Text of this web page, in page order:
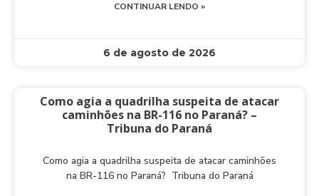
CONTINUAR LENDO »
6 de agosto de 2026
Como agia a quadrilha suspeita de atacar
caminhões na BR-116 no Paraná? –
Tribuna do Paraná
Como agia a quadrilha suspeita de atacar caminhões
na BR-116 no Paraná? Tribuna do Paraná